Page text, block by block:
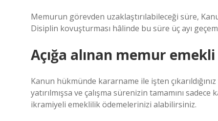
Memurun görevden uzaklaştırılabileceği süre,
Disiplin kovuşturması hâlinde bu süre üç ayı
Açığa alınan memur
Kanun hükmünde kararname ile işten
yatırılmışsa ve çalışma sürenizin tamamını
ikramiyeli emeklilik ödemelerinizi alabilirsiniz.